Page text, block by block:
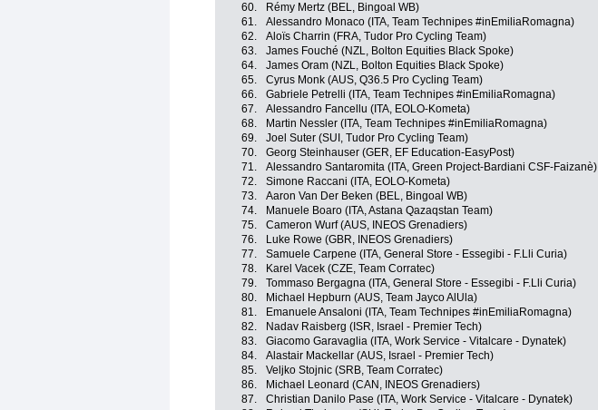
60.
Rémy Mertz (BEL, Bingoal WB)
61.
Alessandro Monaco (ITA, Team Technipes #inEmiliaRomagna)
62.
Aloïs Charrin (FRA, Tudor Pro Cycling Team)
63.
James Fouché (NZL, Bolton Equities Black Spoke)
64.
James Oram (NZL, Bolton Equities Black Spoke)
65.
Cyrus Monk (AUS, Q36.5 Pro Cycling Team)
66.
Gabriele Petrelli (ITA, Team Technipes #inEmiliaRomagna)
67.
Alessandro Fancellu (ITA, EOLO-Kometa)
68.
Martin Nessler (ITA, Team Technipes #inEmiliaRomagna)
69.
Joel Suter (SUI, Tudor Pro Cycling Team)
70.
Georg Steinhauser (GER, EF Education-EasyPost)
71.
Alessandro Santaromita (ITA, Green Project-Bardiani CSF-Faizanè)
72.
Simone Raccani (ITA, EOLO-Kometa)
73.
Aaron Van Der Beken (BEL, Bingoal WB)
74.
Manuele Boaro (ITA, Astana Qazaqstan Team)
75.
Cameron Wurf (AUS, INEOS Grenadiers)
76.
Luke Rowe (GBR, INEOS Grenadiers)
77.
Samuele Carpene (ITA, General Store - Essegibi - F.Lli Curia)
78.
Karel Vacek (CZE, Team Corratec)
79.
Tommaso Bergagna (ITA, General Store - Essegibi - F.Lli Curia)
80.
Michael Hepburn (AUS, Team Jayco AlUla)
81.
Emanuele Ansaloni (ITA, Team Technipes #inEmiliaRomagna)
82.
Nadav Raisberg (ISR, Israel - Premier Tech)
83.
Giacomo Garavaglia (ITA, Work Service - Vitalcare - Dynatek)
84.
Alastair Mackellar (AUS, Israel - Premier Tech)
85.
Veljko Stojnic (SRB, Team Corratec)
86.
Michael Leonard (CAN, INEOS Grenadiers)
87.
Christian Danilo Pase (ITA, Work Service - Vitalcare - Dynatek)